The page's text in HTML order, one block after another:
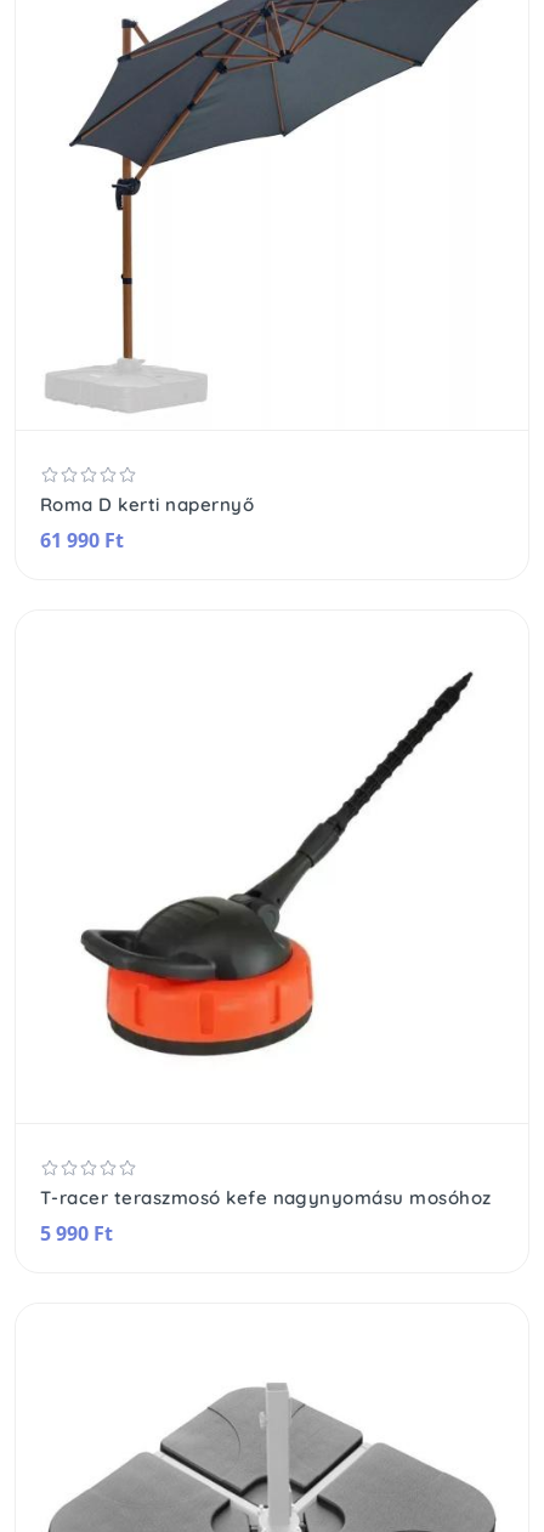
Roma D kerti napernyő
61 990 Ft
T-racer teraszmosó kefe nagynyomásu mosóhoz
5 990 Ft